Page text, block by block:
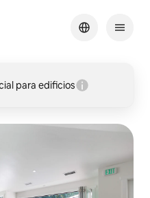
para edificios